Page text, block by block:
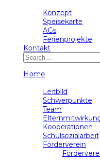
Konzept
Speisekarte
AGs
Ferienprojekte
Kontakt
Home
Leitbild
Schwerpunkte
Team
Kooperationen
Schulsozialarbeit
Förderverein